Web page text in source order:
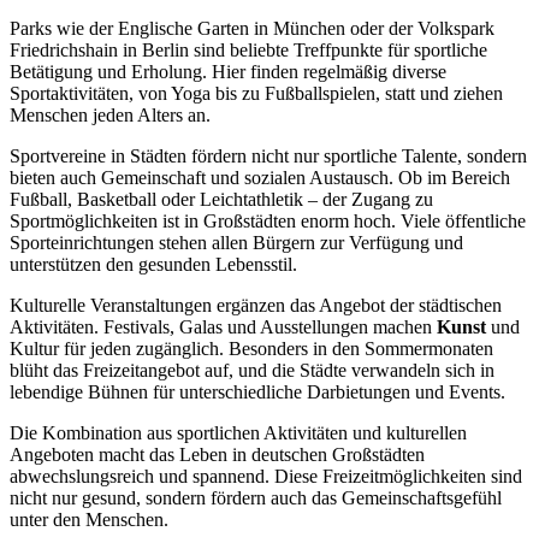
Parks wie der Englische Garten in München oder der Volkspark
Friedrichshain in Berlin sind beliebte Treffpunkte für sportliche
Betätigung und Erholung. Hier finden regelmäßig diverse
Sportaktivitäten, von Yoga bis zu Fußballspielen, statt und ziehen
Menschen jeden Alters an.
Sportvereine in Städten fördern nicht nur sportliche Talente, sondern
bieten auch Gemeinschaft und sozialen Austausch. Ob im Bereich
Fußball, Basketball oder Leichtathletik – der Zugang zu
Sportmöglichkeiten ist in Großstädten enorm hoch. Viele öffentliche
Sporteinrichtungen stehen allen Bürgern zur Verfügung und
unterstützen den gesunden Lebensstil.
Kulturelle Veranstaltungen ergänzen das Angebot der städtischen
Aktivitäten. Festivals, Galas und Ausstellungen machen Kunst und
Kultur für jeden zugänglich. Besonders in den Sommermonaten
blüht das Freizeitangebot auf, und die Städte verwandeln sich in
lebendige Bühnen für unterschiedliche Darbietungen und Events.
Die Kombination aus sportlichen Aktivitäten und kulturellen
Angeboten macht das Leben in deutschen Großstädten
abwechslungsreich und spannend. Diese Freizeitmöglichkeiten sind
nicht nur gesund, sondern fördern auch das Gemeinschaftsgefühl
unter den Menschen.